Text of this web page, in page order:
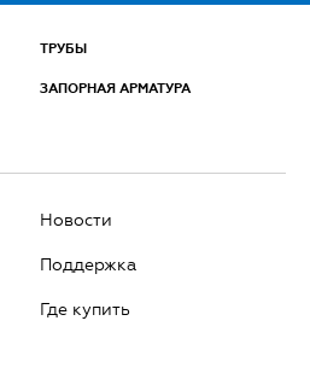
ТРУБЫ
ЗАПОРНАЯ АРМАТУРА
Новости
Поддержка
Где купить